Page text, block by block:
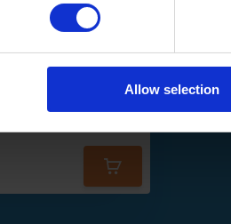
Allow selection
19,95